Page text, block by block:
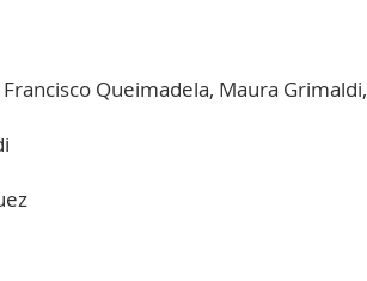
Queimadela, Maura Grimaldi,